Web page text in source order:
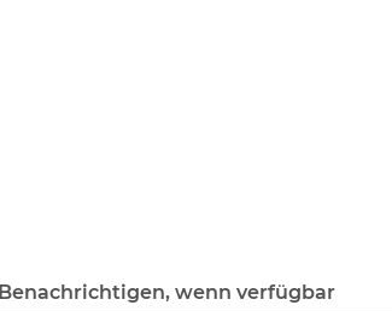
Benachrichtigen, wenn verfügbar